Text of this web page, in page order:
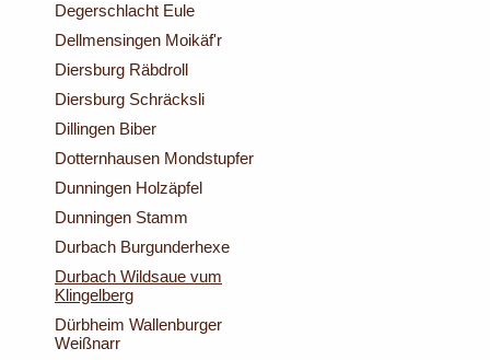
Degerschlacht Eule
Dellmensingen Moikäf'r
Diersburg Räbdroll
Diersburg Schräcksli
Dillingen Biber
Dotternhausen Mondstupfer
Dunningen Holzäpfel
Dunningen Stamm
Durbach Burgunderhexe
Durbach Wildsaue vum
Klingelberg
Dürbheim Wallenburger
Weißnarr